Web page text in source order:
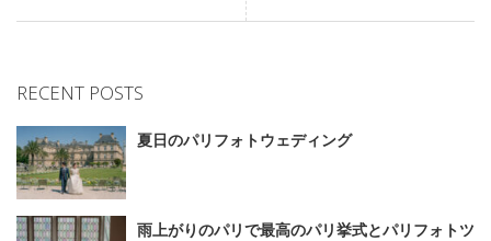
RECENT POSTS
夏日のパリフォトウェディング
雨上がりのパリで最高のパリ挙式とパリフォトツ